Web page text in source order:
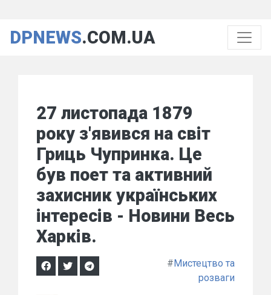
DPNEWS.COM.UA
27 листопада 1879
року з'явився на світ
Гриць Чупринка. Це
був поет та активний
захисник українських
інтересів - Новини Весь
Харків.
#Мистецтво та
розваги